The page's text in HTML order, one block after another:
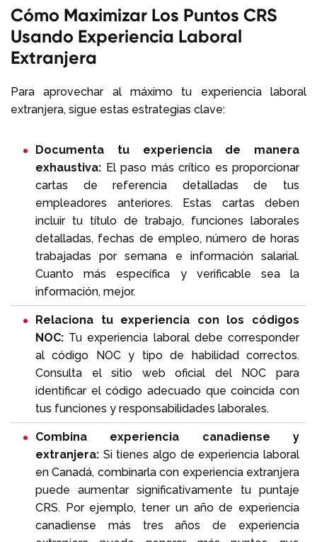
Cómo Maximizar Los Puntos CRS
Usando Experiencia Laboral
Extranjera
Para aprovechar al máximo tu experiencia laboral
extranjera, sigue estas estrategias clave:
Documenta tu experiencia de manera
exhaustiva: El paso más crítico es proporcionar
cartas de referencia detalladas de tus
empleadores anteriores. Estas cartas deben
incluir tu título de trabajo, funciones laborales
detalladas, fechas de empleo, número de horas
trabajadas por semana e información salarial.
Cuanto más específica y verificable sea la
información, mejor.
Relaciona tu experiencia con los códigos
NOC: Tu experiencia laboral debe corresponder
al código NOC y tipo de habilidad correctos.
Consulta el sitio web oficial del NOC para
identificar el código adecuado que coincida con
tus funciones y responsabilidades laborales.
Combina experiencia canadiense y
extranjera: Si tienes algo de experiencia laboral
en Canadá, combinarla con experiencia extranjera
puede aumentar significativamente tu puntaje
CRS. Por ejemplo, tener un año de experiencia
canadiense más tres años de experiencia